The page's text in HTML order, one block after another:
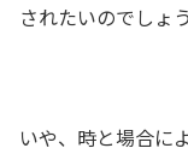
されたいのでしょ
いや、時と場合に